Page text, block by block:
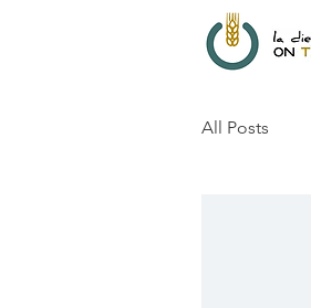
All Posts